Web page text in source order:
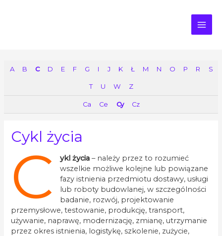
A B C D E F G I J K Ł M N O P R S
T U W Z
Ca Ce Cy Cz
Cykl życia
C ykl życia– należy przez to rozumieć
wszelkie możliwe kolejne lub powiązane
fazy istnienia przedmiotu dostawy, usługi
lub roboty budowlanej, w szczególności
badanie, rozwój, projektowanie
przemysłowe, testowanie, produkcję, transport,
używanie, naprawę, modernizację, zmianę, utrzymanie
przez okres istnienia, logistykę, szkolenie, zużycie,